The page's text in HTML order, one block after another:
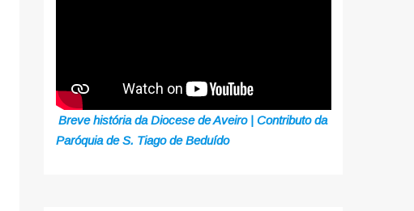
Breve história da Diocese de Aveiro | Contributo da
Paróquia de S. Tiago de Beduído